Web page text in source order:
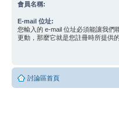
會員名稱:
E-mail 位址:
您輸入的 e-mail 位址必須能讓我們
更動，那麼它就是您註冊時所提供
討論區首頁